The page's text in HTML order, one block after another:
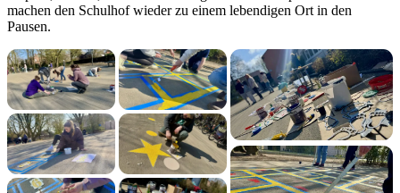
machen den Schulhof wieder zu einem lebendigen Ort in den
Pausen.